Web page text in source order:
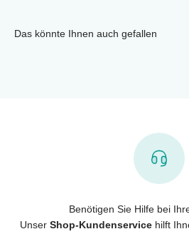
Das könnte Ihnen auch gefallen
Benötigen Sie Hilfe bei
Unser Shop-Kundenservicehilft